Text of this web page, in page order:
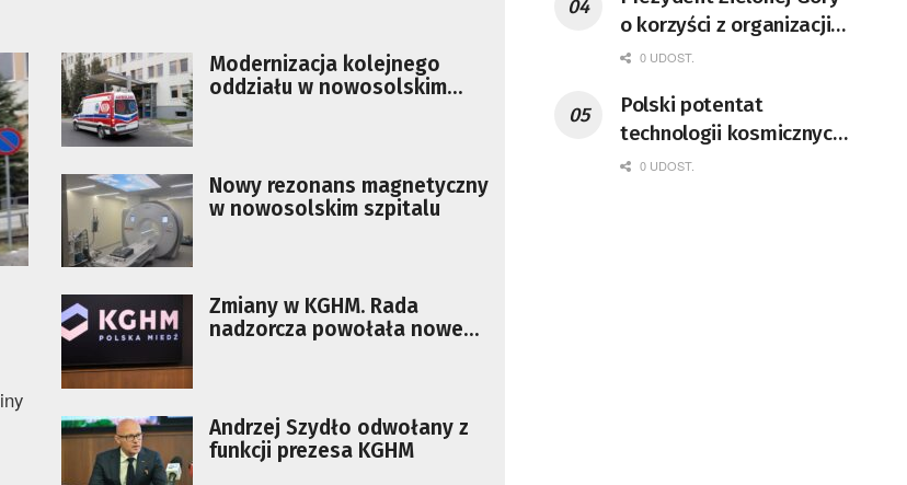
Modernizacja kolejnego
oddziału w nowosolskim
Nowy rezonans magnetyczny
w nowosolskim szpitalu
Zmiany w KGHM. Rada
nadzorcza powołała nowego
Andrzej Szydło odwołany z
funkcji prezesa KGHM
o korzyści z organizacji
mety Tour de Pologne
0 UDOST.
Polski potentat
technologii kosmicznych
wprowadzi się do Zielonej
0 UDOST.